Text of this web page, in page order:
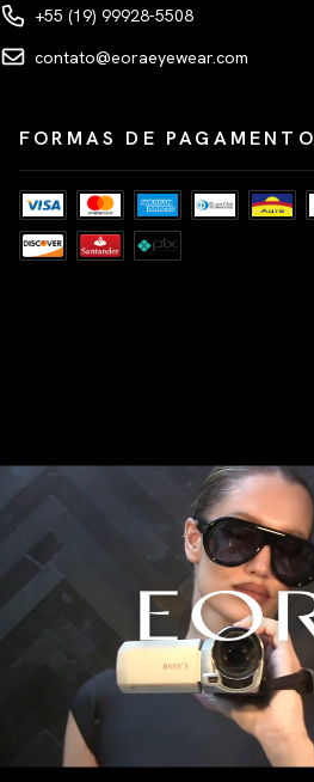
+55 (19) 99928-5508
contato@eoraeyewear.com
FORMAS DE PAGAMENTO